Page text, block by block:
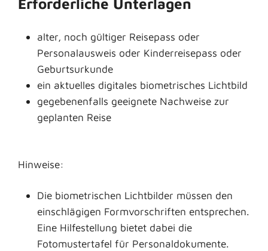
Erforderliche Unterlagen
alter, noch gültiger Reisepass oder
Personalausweis oder Kinderreisepass oder
Geburtsurkunde
ein aktuelles digitales biometrisches Lichtbild
gegebenenfalls geeignete Nachweise zur
geplanten Reise
Hinweise:
Die biometrischen Lichtbilder müssen den
einschlägigen Formvorschriften entsprechen.
Eine Hilfestellung bietet dabei die
Fotomustertafel für Personaldokumente.